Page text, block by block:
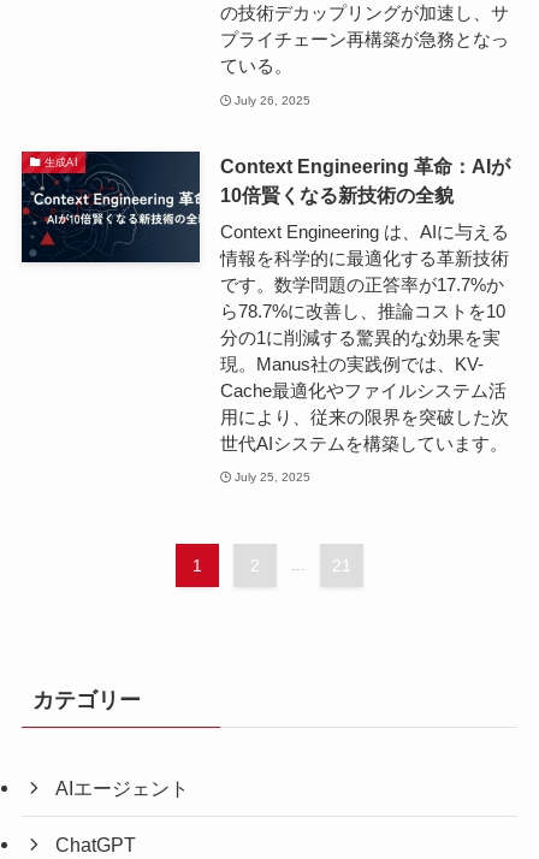
の技術デカップリングが加速し、サ
プライチェーン再構築が急務となっ
ている。
July 26, 2025
生成AI
Context Engineering 革命：AIが
10倍賢くなる新技術の全貌
Context Engineering は、AIに与える
情報を科学的に最適化する革新技術
です。数学問題の正答率が17.7%か
ら78.7%に改善し、推論コストを10
分の1に削減する驚異的な効果を実
現。Manus社の実践例では、KV-
Cache最適化やファイルシステム活
用により、従来の限界を突破した次
世代AIシステムを構築しています。
July 25, 2025
1 2 ... 21
カテゴリー
AIエージェント
ChatGPT